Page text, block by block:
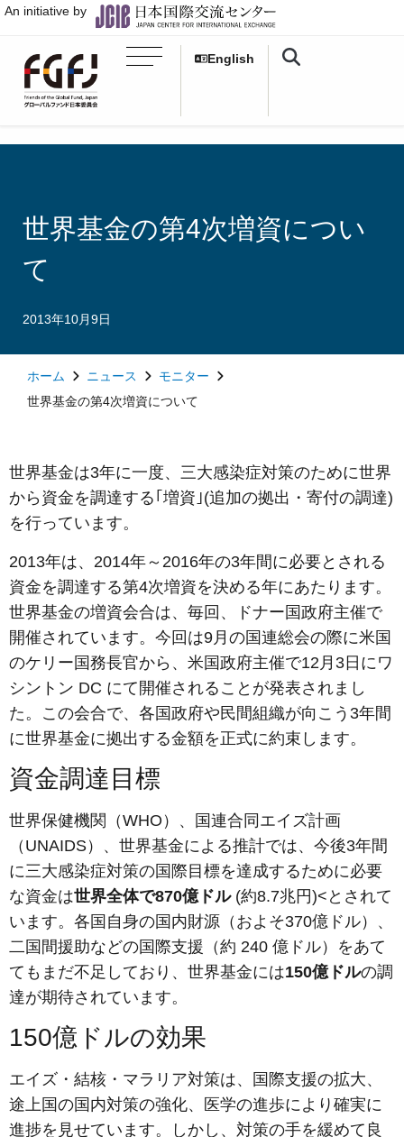
An initiative by
English
世界基金の第4次増資につい
て
2013年10月9日
ホーム ニュース モニター
世界基金の第4次増資について
世界基金は3年に一度、三大感染症対策のために世界
から資金を調達する｢増資｣(追加の拠出・寄付の調達)
を行っています。
2013年は、2014年～2016年の3年間に必要とされる
資金を調達する第4次増資を決める年にあたります。
世界基金の増資会合は、毎回、ドナー国政府主催で
開催されています。今回は9月の国連総会の際に米国
のケリー国務長官から、米国政府主催で12月3日にワ
シントン DC にて開催されることが発表されまし
た。この会合で、各国政府や民間組織が向こう3年間
に世界基金に拠出する金額を正式に約束します。
資金調達目標
世界保健機関（WHO）、国連合同エイズ計画
（UNAIDS）、世界基金による推計では、今後3年間
に三大感染症対策の国際目標を達成するために必要
な資金は世界全体で870億ドル(約8.7兆円)<とされて
います。各国自身の国内財源（およそ370億ドル）、
二国間援助などの国際支援（約 240 億ドル）をあて
てもまだ不足しており、世界基金には150億ドルの調
達が期待されています。
150億ドルの効果
エイズ・結核・マラリア対策は、国際支援の拡大、
途上国の国内対策の強化、医学の進歩により確実に
進捗を見せています。しかし、対策の手を緩めて良